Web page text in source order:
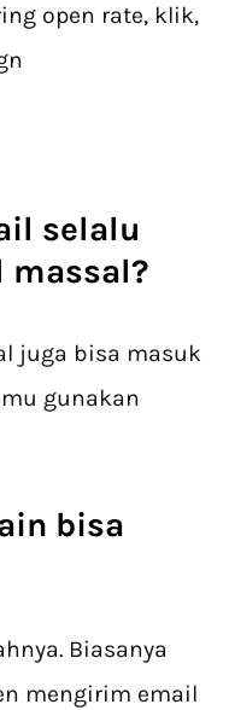
open rate, klik,
selalu
massal?
juga bisa masuk
gunakan
bisa
Biasanya
mengirim email